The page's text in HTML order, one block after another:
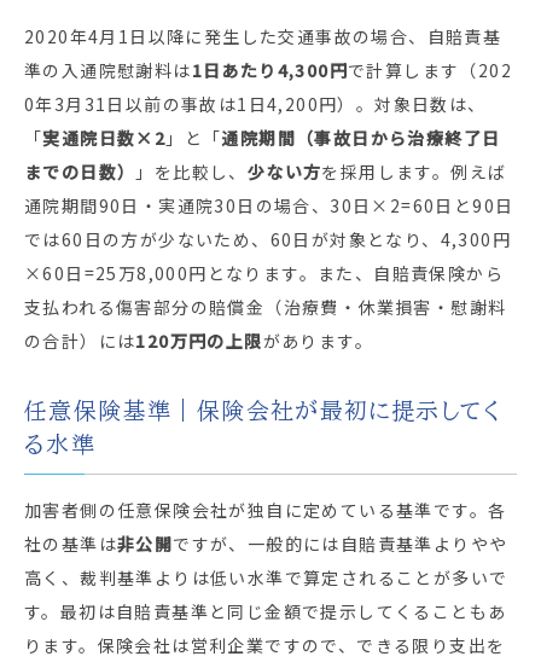
2020年4月1日以降に発生した交通事故の場合、自賠責基
準の入通院慰謝料は1日あたり4,300円で計算します（202
0年3月31日以前の事故は1日4,200円）。対象日数は、
「実通院日数×2 」と「通院期間（事故日から治療終了日
までの日数）
」を比較し、 少ない方を採用します。例えば
通院期間90日・実通院30日の場合、30日×2=60日と90日
では60日の方が少ないため、60日が対象となり、4,300円
×60日=25万8,000円となります。また、自賠責保険から
支払われる傷害部分の賠償金（治療費・休業損害・慰謝料
の合計）には120万円の上限があります。
任意保険基準｜保険会社が最初に提示してく
る水準
加害者側の任意保険会社が独自に定めている基準です。各
社の基準は非公開ですが、一般的には自賠責基準よりやや
高く、裁判基準よりは低い水準で算定されることが多いで
す。最初は自賠責基準と同じ金額で提示してくることもあ
ります。保険会社は営利企業ですので、できる限り支出を